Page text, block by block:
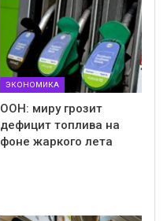
ЭКОНОМИКА
ООН: миру грозит
дефицит топлива на
фоне жаркого лета